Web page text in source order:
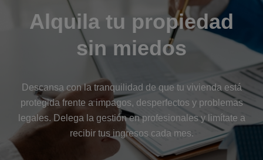
Alquila tu propiedad
sin miedos
Descansa con la tranquilidad de que tu vivienda está
protegida frente a impagos, desperfectos y problemas
legales. Delega la gestión en profesionales y limítate a
recibir tus ingresos cada mes.